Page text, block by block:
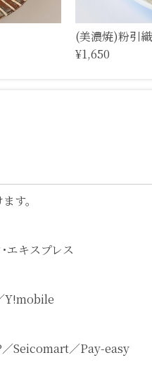
(美濃焼)粉引
¥1,650
す。
エキスプレス
Y!mobile
Seicomart／Pay-easy